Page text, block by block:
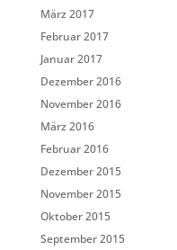
März 2017
Februar 2017
Januar 2017
Dezember 2016
November 2016
März 2016
Februar 2016
Dezember 2015
November 2015
Oktober 2015
September 2015